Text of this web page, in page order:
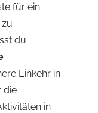
für ein
du
Einkehr in
die
in